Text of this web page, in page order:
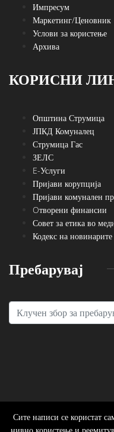
Импресум
Маркетинг/Ценовник
Услови за користење
Архива
КОРИСНИ
Општина Струмица
ЈПКД Комуналец
Струмица Гас
ЗЕЛС
E-Услуги
Пријави корупција
Пријави комунален
Oтворени финансии
Совет за етика во
Кодекс на
Пребарувај
Сите написи се користат